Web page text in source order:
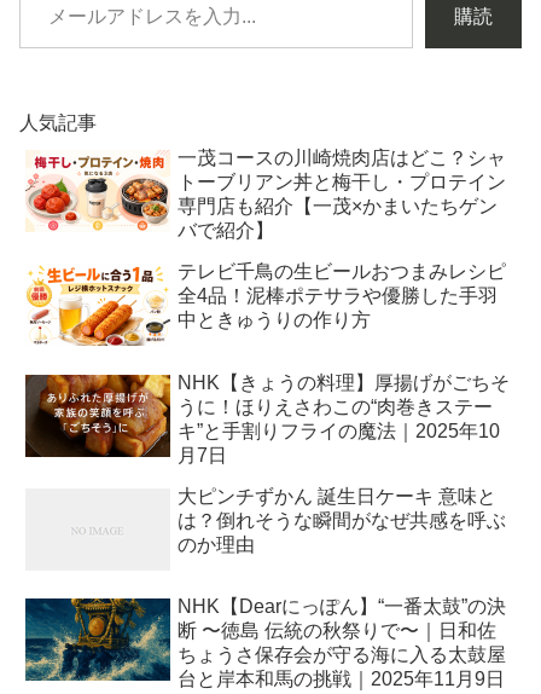
購読
人気記事
一茂コースの川崎焼肉店はどこ？シャ
トーブリアン丼と梅干し・プロテイン
専門店も紹介【一茂×かまいたちゲン
バで紹介】
テレビ千鳥の生ビールおつまみレシピ
全4品！泥棒ポテサラや優勝した手羽
中ときゅうりの作り方
NHK【きょうの料理】厚揚げがごちそ
うに！ほりえさわこの“肉巻きステー
キ”と手割りフライの魔法｜2025年10
月7日
大ピンチずかん 誕生日ケーキ 意味と
は？倒れそうな瞬間がなぜ共感を呼ぶ
のか理由
NHK【Dearにっぽん】“一番太鼓”の決
断 〜徳島 伝統の秋祭りで〜｜日和佐
ちょうさ保存会が守る海に入る太鼓屋
台と岸本和馬の挑戦｜2025年11月9日